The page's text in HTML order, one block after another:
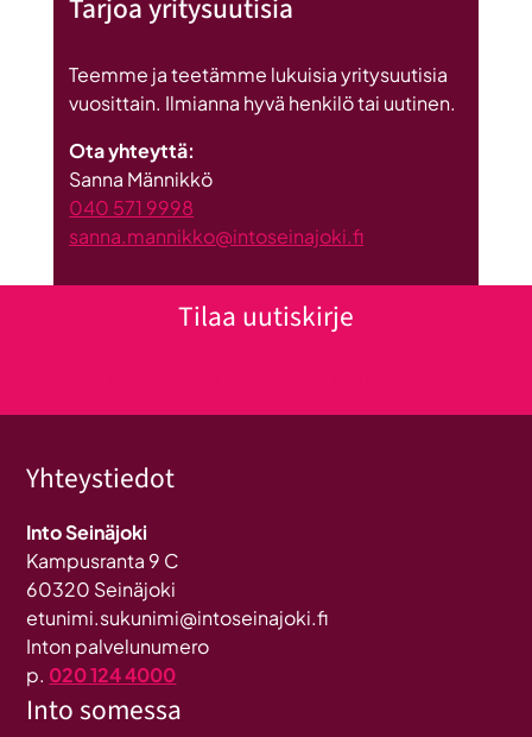
Tarjoa yritysuutisia
Teemme ja teetämme lukuisia yritysuutisia
vuosittain. Ilmianna hyvä henkilö tai uutinen.
Ota yhteyttä:
Sanna Männikkö
040 571 9998
sanna.mannikko@intoseinajoki.fi
Tilaa uutiskirje
Yhteystiedot
Into Seinäjoki
Kampusranta 9 C
60320 Seinäjoki
etunimi.sukunimi@intoseinajoki.fi
Inton palvelunumero
p. 020 124 4000
Into somessa